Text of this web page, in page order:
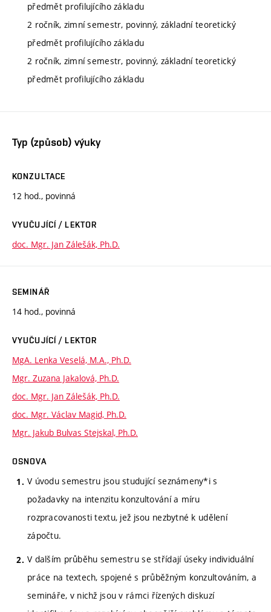
předmět profilujícího základu
2 ročník, zimní semestr, povinný, základní teoretický
předmět profilujícího základu
2 ročník, zimní semestr, povinný, základní teoretický
předmět profilujícího základu
Typ (způsob) výuky
KONZULTACE
12 hod., povinná
VYUČUJÍCÍ / LEKTOR
doc. Mgr. Jan Zálešák, Ph.D.
SEMINÁŘ
14 hod., povinná
VYUČUJÍCÍ / LEKTOR
MgA. Lenka Veselá, M.A., Ph.D.
Mgr. Zuzana Jakalová, Ph.D.
doc. Mgr. Jan Zálešák, Ph.D.
doc. Mgr. Václav Magid, Ph.D.
Mgr. Jakub Bulvas Stejskal, Ph.D.
OSNOVA
V úvodu semestru jsou studující seznámeny*i s
požadavky na intenzitu konzultování a míru
rozpracovanosti textu, jež jsou nezbytné k udělení
zápočtu.
V dalším průběhu semestru se střídají úseky individuální
práce na textech, spojené s průběžným konzultováním, a
semináře, v nichž jsou v rámci řízených diskuzí